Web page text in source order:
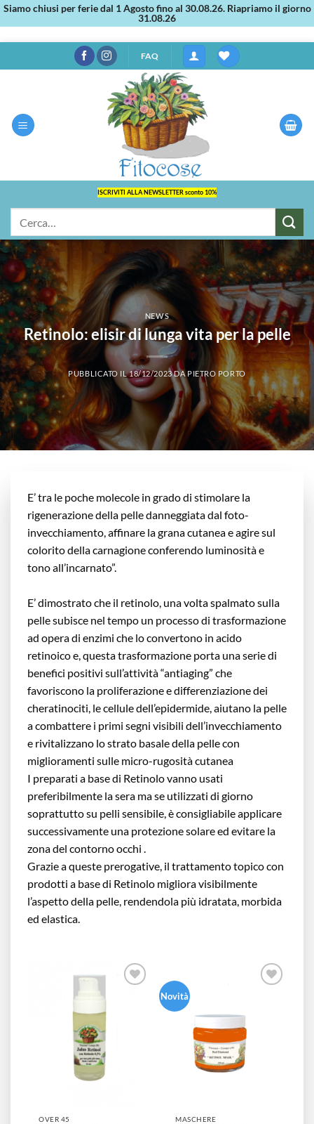
Siamo chiusi per ferie dal 1 Agosto fino al 30.08.26. Riapriamo il giorno
31.08.26
ai
FAQ
ISCRIVITI ALLA NEWSLETTER sconto 10%
NEWS
Retinolo: elisir di lunga vita per la pelle
PUBBLICATO IL18/12/2023DAPIETRO PORTO
E’ tra le poche molecole in grado di stimolare la
rigenerazione della pelle danneggiata dal foto-
invecchiamento, affinare la grana cutanea e agire sul
colorito della carnagione conferendo luminosità e
tono all’incarnato”.
E’ dimostrato che il retinolo, una volta spalmato sulla
pelle subisce nel tempo un processo di trasformazione
ad opera di enzimi che lo convertono in acido
retinoico e, questa trasformazione porta una serie di
benefici positivi sull’attività “antiaging” che
favoriscono la proliferazione e differenziazione dei
cheratinociti, le cellule dell’epidermide, aiutano la pelle
a combattere i primi segni visibili dell’invecchiamento
e rivitalizzano lo strato basale della pelle con
miglioramenti sulle micro-rugosità cutanea
I preparati a base di Retinolo vanno usati
preferibilmente la sera ma se utilizzati di giorno
soprattutto su pelli sensibile, è consigliabile applicare
successivamente una protezione solare ed evitare la
zona del contorno occhi .
Grazie a queste prerogative, il trattamento topico con
prodotti a base di Retinolo migliora visibilmente
l’aspetto della pelle, rendendola più idratata, morbida
ed elastica.
OVER 45
Novità
MASCHERE